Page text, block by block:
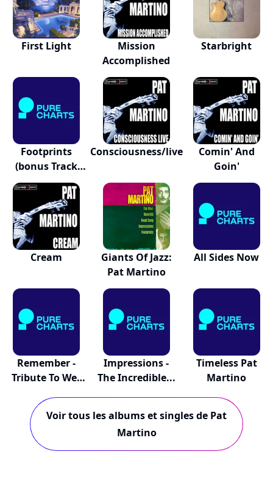
First Light
Mission
Accomplished
Starbright
Footprints
(bonus Track
Version)
Consciousness/live
Comin' And
Goin'
Cream
Giants Of Jazz:
Pat Martino
All Sides Now
Remember -
Tribute To Wes
Impressions -
The Incredible...
Timeless Pat
Martino
Voir tous les albums et singles de Pat
Martino